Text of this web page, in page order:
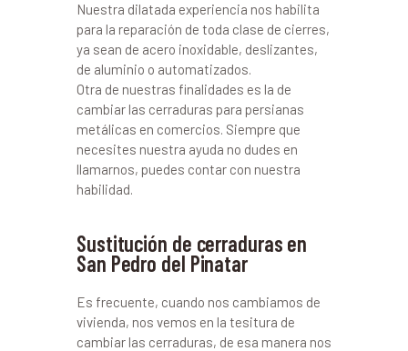
Nuestra dilatada experiencia nos habilita
para la reparación de toda clase de cierres,
ya sean de acero inoxidable, deslizantes,
de aluminio o automatizados.
Otra de nuestras finalidades es la de
cambiar las cerraduras para persianas
metálicas en comercios. Siempre que
necesites nuestra ayuda no dudes en
llamarnos, puedes contar con nuestra
habilidad.
Sustitución de cerraduras en
San Pedro del Pinatar
Es frecuente, cuando nos cambiamos de
vivienda, nos vemos en la tesitura de
cambiar las cerraduras, de esa manera nos